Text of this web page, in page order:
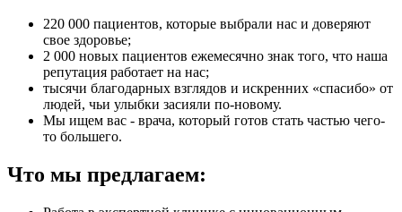
220 000 пациентов, которые выбрали нас и доверяют
свое здоровье;
2 000 новых пациентов ежемесячно знак того, что наша
репутация работает на нас;
тысячи благодарных взглядов и искренних «спасибо» от
людей, чьи улыбки засияли по-новому.
Мы ищем вас - врача, который готов стать частью чего-
то большего.
Что мы предлагаем: